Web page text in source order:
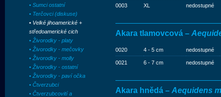
• Sumci ostatní
• Terčovci (diskuse)
• Velké jihoamerické +
středoamerické cich
• Živorodky - platy
• Živorodky - mečovky
• Živorodky - molly
• Živorodky - ostatní
• Živorodky - paví očka
• Čtverzubci
• Čtverzubcovití a
0003 XL nedostupné
Akara tlamovcová –
0020 4 - 5 cm nedostupné
0021 6 - 7 cm nedostupné
Akara hnědá – Aequidens